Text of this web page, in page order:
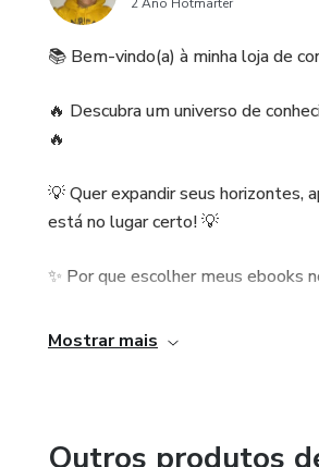
📚 Bem-vindo(a) à minha loja de
🔥 Descubra um universo de
🔥
💡 Quer expandir seus
está no lugar certo! 💡
✨ Por que escolher meus ebooks
🚀 Conteúdo Exclusivo: Cada
Mostrar mais
Outros produtos